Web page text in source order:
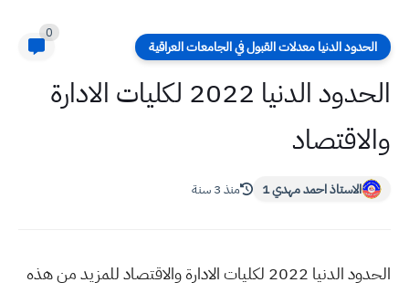
الحدود الدنيا معدلات القبول في الجامعات العراقية
0
الحدود الدنيا 2022 لكليات الادارة
والاقتصاد
الاستاذ احمد مهدي 1 منذ 3 سنة
الحدود الدنيا 2022 لكليات الادارة والاقتصاد للمزيد من هذه